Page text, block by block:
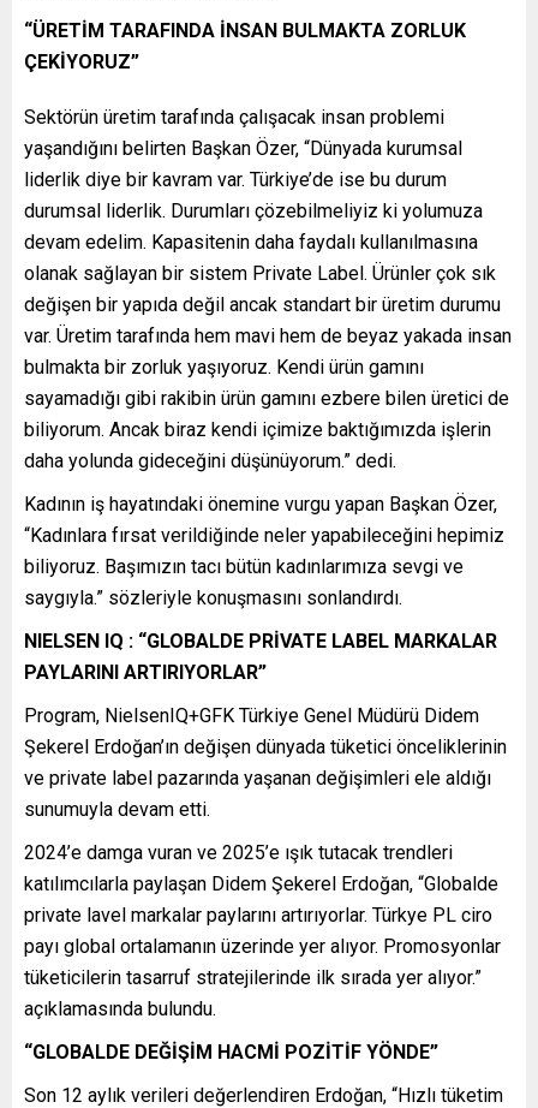
“ÜRETİM TARAFINDA İNSAN BULMAKTA ZORLUK
ÇEKİYORUZ”
Sektörün üretim tarafında çalışacak insan problemi
yaşandığını belirten Başkan Özer, “Dünyada kurumsal
liderlik diye bir kavram var. Türkiye’de ise bu durum
durumsal liderlik. Durumları çözebilmeliyiz ki yolumuza
devam edelim. Kapasitenin daha faydalı kullanılmasına
olanak sağlayan bir sistem Private Label. Ürünler çok sık
değişen bir yapıda değil ancak standart bir üretim durumu
var. Üretim tarafında hem mavi hem de beyaz yakada insan
bulmakta bir zorluk yaşıyoruz. Kendi ürün gamını
sayamadığı gibi rakibin ürün gamını ezbere bilen üretici de
biliyorum. Ancak biraz kendi içimize baktığımızda işlerin
daha yolunda gideceğini düşünüyorum.” dedi.
Kadının iş hayatındaki önemine vurgu yapan Başkan Özer,
“Kadınlara fırsat verildiğinde neler yapabileceğini hepimiz
biliyoruz. Başımızın tacı bütün kadınlarımıza sevgi ve
saygıyla.” sözleriyle konuşmasını sonlandırdı.
NIELSEN IQ : “GLOBALDE PRİVATE LABEL MARKALAR
PAYLARINI ARTIRIYORLAR”
Program, NielsenIQ+GFK Türkiye Genel Müdürü Didem
Şekerel Erdoğan’ın değişen dünyada tüketici önceliklerinin
ve private label pazarında yaşanan değişimleri ele aldığı
sunumuyla devam etti.
2024’e damga vuran ve 2025’e ışık tutacak trendleri
katılımcılarla paylaşan Didem Şekerel Erdoğan, “Globalde
private lavel markalar paylarını artırıyorlar. Türkye PL ciro
payı global ortalamanın üzerinde yer alıyor. Promosyonlar
tüketicilerin tasarruf stratejilerinde ilk sırada yer alıyor.”
açıklamasında bulundu.
“GLOBALDE DEĞİŞİM HACMİ POZİTİF YÖNDE”
Son 12 aylık verileri değerlendiren Erdoğan, “Hızlı tüketim